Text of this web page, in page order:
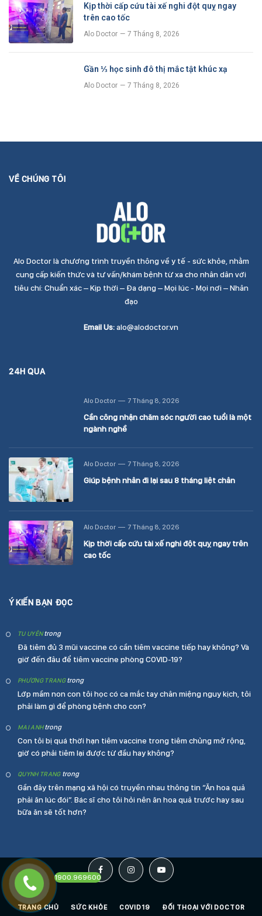
Kịp thời cấp cứu tài xế nghi đột quỵ ngay
trên cao tốc
Alo Doctor 7 Tháng 8, 2026
Gần ⅓ học sinh đô thị mắc tật khúc xạ
Alo Doctor 7 Tháng 8, 2026
VỀ CHÚNG TÔI
Alo Doctor là chương trình truyền thông về y tế - sức khỏe, nhằm
cung cấp kiến thức và tư vấn/khám bệnh từ xa cho nhân dân với
tiêu chí: Chuẩn xác – Kịp thời – Đa dạng – Mọi lúc - Mọi nơi – Nhân
đạo
Email Us:alo@alodoctor.vn
24H QUA
Alo Doctor 7 Tháng 8, 2026
Cần công nhận chăm sóc người cao tuổi là một
ngành nghề
Alo Doctor 7 Tháng 8, 2026
Giúp bệnh nhân đi lại sau 8 tháng liệt chân
Alo Doctor 7 Tháng 8, 2026
Kịp thời cấp cứu tài xế nghi đột quỵ ngay trên
cao tốc
Ý KIẾN BẠN ĐỌC
TU UYÊNtrong
Đã tiêm đủ 3 mũi vaccine có cần tiêm vaccine tiếp hay không? Và
giờ đến đâu để tiêm vaccine phòng COVID-19?
PHƯƠNG TRANGtrong
Lớp mầm non con tôi học có ca mắc tay chân miệng nguy kịch, tôi
phải làm gì để phòng bệnh cho con?
MAI ANHtrong
Con tôi bị quá thời hạn tiêm vaccine trong tiêm chủng mở rộng,
giờ có phải tiêm lại được từ đầu hay không?
QUYNH TRANGtrong
Gần đây trên mạng xã hội có truyền nhau thông tin “Ăn hoa quả
phải ăn lúc đói”. Bác sĩ cho tôi hỏi nên ăn hoa quả trước hay sau
bữa ăn sẽ tốt hơn?
FacebookInstagramYouTube
TRANG CHỦ SỨC KHỎE COVID19 ĐỐI THOẠI VỚI DOCTOR
1900.969600